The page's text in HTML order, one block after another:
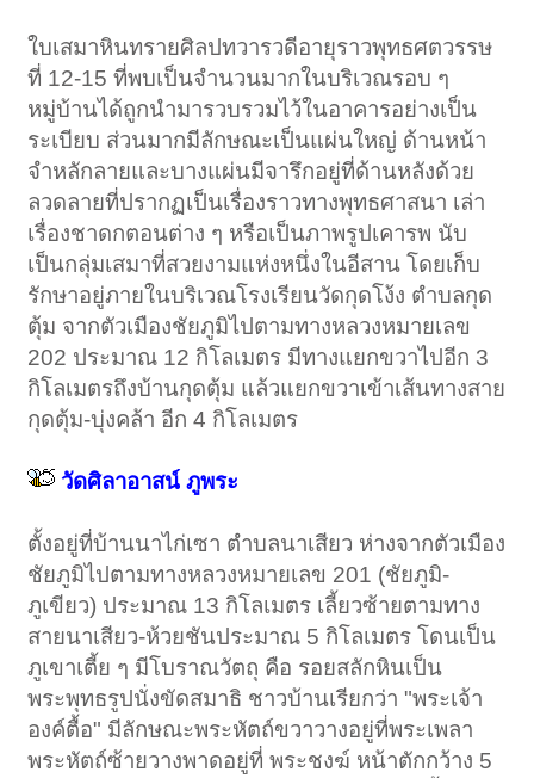
ใบเสมาหินทรายศิลปทวารวดีอายุราวพุทธศตวรรษ
ที่ 12-15 ที่พบเป็นจำนวนมากในบริเวณรอบ ๆ
หมู่บ้านได้ถูกนำมารวบรวมไว้ในอาคารอย่างเป็น
ระเบียบ ส่วนมากมีลักษณะเป็นแผ่นใหญ่ ด้านหน้า
จำหลักลายและบางแผ่นมีจารึกอยู่ที่ด้านหลังด้วย
ลวดลายที่ปรากฏเป็นเรื่องราวทางพุทธศาสนา เล่า
เรื่องชาดกตอนต่าง ๆ หรือเป็นภาพรูปเคารพ นับ
เป็นกลุ่มเสมาที่สวยงามแห่งหนึ่งในอีสาน โดยเก็บ
รักษาอยู่ภายในบริเวณโรงเรียนวัดกุดโง้ง ตำบลกุด
ตุ้ม จากตัวเมืองชัยภูมิไปตามทางหลวงหมายเลข
202 ประมาณ 12 กิโลเมตร มีทางแยกขวาไปอีก 3
กิโลเมตรถึงบ้านกุดตุ้ม แล้วแยกขวาเข้าเส้นทางสาย
กุดตุ้ม-บุ่งคล้า อีก 4 กิโลเมตร
วัดศิลาอาสน์ ภูพระ
ตั้งอยู่ที่บ้านนาไก่เซา ตำบลนาเสียว ห่างจากตัวเมือง
ชัยภูมิไปตามทางหลวงหมายเลข 201 (ชัยภูมิ-
ภูเขียว) ประมาณ 13 กิโลเมตร เลี้ยวซ้ายตามทาง
สายนาเสียว-ห้วยชันประมาณ 5 กิโลเมตร โดนเป็น
ภูเขาเตี้ย ๆ มีโบราณวัตถุ คือ รอยสลักหินเป็น
พระพุทธรูปนั่งขัดสมาธิ ชาวบ้านเรียกว่า "พระเจ้า
องค์ตื้อ" มีลักษณะพระหัตถ์ขวาวางอยู่ที่พระเพลา
พระหัตถ์ซ้ายวางพาดอยู่ที่ พระชงฆ์ หน้าตักกว้าง 5